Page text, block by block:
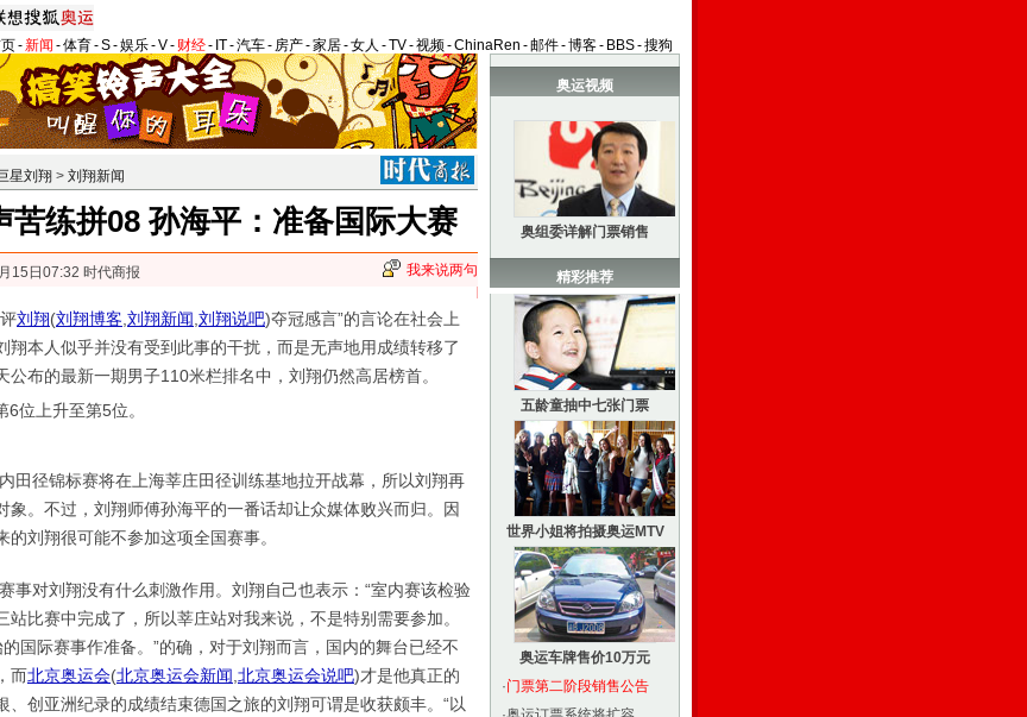
-新闻 -体育-S-娱乐-V- 财经- IT-汽车- 房产-家居-女人 -TV-视频-ChinaRen -邮件-博客- BBS-搜狗
星刘翔 > 刘翔新闻
苦练拼08 孙海平：准备国际大赛
15日07:32 时代商报 我来说两句
刘翔(刘翔博客 刘翔新闻 刘翔说吧)夺冠感言”的言论在社会上
翔本人似乎并没有受到此事的干扰，而是无声地用成绩转移了
布的最新一期男子110米栏排名中，刘翔仍然高居榜首。
位上升至第5位。
径锦标赛将在上海莘庄田径训练基地拉开战幕，所以刘翔再
象。不过，刘翔师傅孙海平的一番话却让众媒体败兴而归。因
刘翔很可能不参加这项全国赛事。
对刘翔没有什么刺激作用。刘翔自己也表示：“室内赛该检验
站比赛中完成了，所以莘庄站对我来说，不是特别需要参加。
国际赛事作准备。”的确，对于刘翔而言，国内的舞台已经不
而北京奥运会(北京奥运会新闻 北京奥运会说吧)才是他真正的
、创亚洲纪录的成绩结束德国之旅的刘翔可谓是收获颇丰。“以
奥运视频
奥组委详解门票销售
精彩推荐
五龄童抽中七张门票
世界小姐将拍摄奥运MTV
奥运车牌售价10万元
·门票第二阶段销售公告